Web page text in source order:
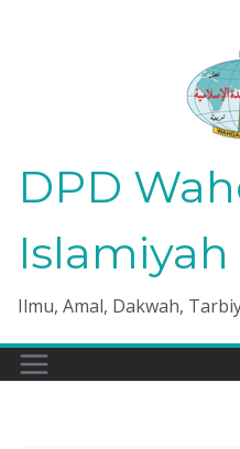
DPD
Ilmu, Amal, Dakwah,